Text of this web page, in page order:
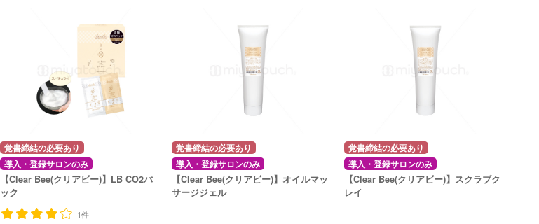
覚書締結の必要あり
導入・登録サロンのみ
【Clear Bee(クリアビー)】LB CO2パ
ック
1件
覚書締結の必要あり
導入・登録サロンのみ
【Clear Bee(クリアビー)】オイルマッ
サージジェル
覚書締結の必要あり
導入・登録サロンのみ
【Clear Bee(クリアビー)】スクラブク
レイ